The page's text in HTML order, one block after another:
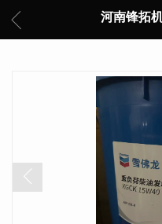
河南锋拓